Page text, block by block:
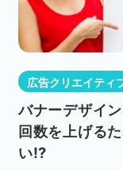
広告クリエイティ
バナーデザイ
回数を上げる
い!?